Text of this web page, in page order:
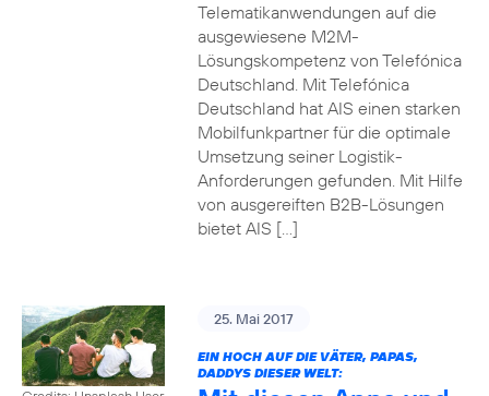
Telematikanwendungen auf die
ausgewiesene M2M-
Lösungskompetenz von Telefónica
Deutschland. Mit Telefónica
Deutschland hat AIS einen starken
Mobilfunkpartner für die optimale
Umsetzung seiner Logistik-
Anforderungen gefunden. Mit Hilfe
von ausgereiften B2B-Lösungen
bietet AIS […]
25. Mai 2017
EIN HOCH AUF DIE VÄTER, PAPAS,
DADDYS DIESER WELT: